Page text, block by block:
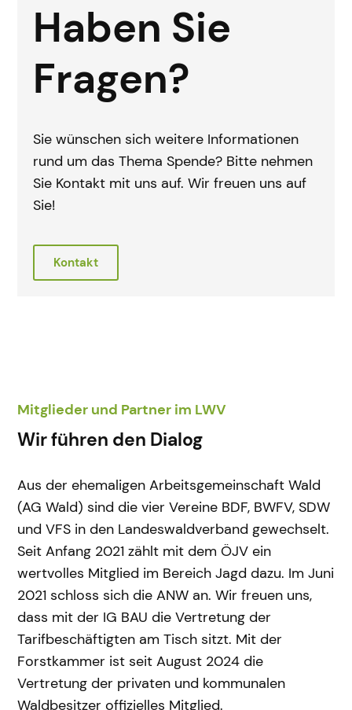
Haben Sie
Fragen?
Sie wünschen sich weitere Informationen
rund um das Thema Spende? Bitte nehmen
Sie Kontakt mit uns auf. Wir freuen uns auf
Sie!
Kontakt
Mitglieder und Partner im LWV
Wir führen den Dialog
Aus der ehemaligen Arbeitsgemeinschaft Wald
(AG Wald) sind die vier Vereine BDF, BWFV, SDW
und VFS in den Landeswaldverband gewechselt.
Seit Anfang 2021 zählt mit dem ÖJV ein
wertvolles Mitglied im Bereich Jagd dazu. Im Juni
2021 schloss sich die ANW an. Wir freuen uns,
dass mit der IG BAU die Vertretung der
Tarifbeschäftigten am Tisch sitzt. Mit der
Forstkammer ist seit August 2024 die
Vertretung der privaten und kommunalen
Waldbesitzer offizielles Mitglied.